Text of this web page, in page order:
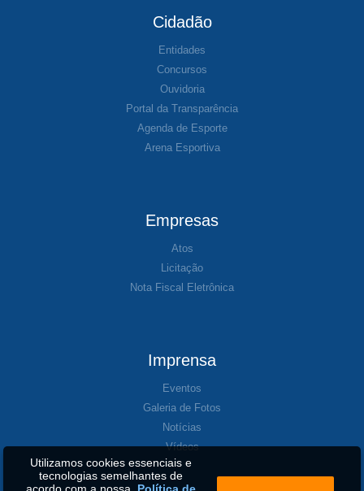
Cidadão
Entidades
Concursos
Ouvidoria
Portal da Transparência
Agenda de Esporte
Arena Esportiva
Empresas
Atos
Licitação
Nota Fiscal Eletrônica
Imprensa
Eventos
Galeria de Fotos
Notícias
Vídeos
Utilizamos cookies essenciais e
tecnologias semelhantes de